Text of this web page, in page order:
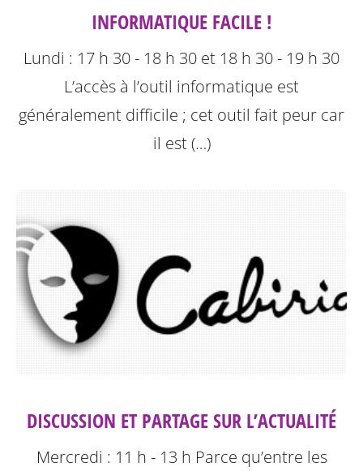
INFORMATIQUE FACILE !
Lundi : 17 h 30 - 18 h 30 et 18 h 30 - 19 h 30
L’accès à l’outil informatique est
généralement difficile ; cet outil fait peur car
il est (…)
DISCUSSION ET PARTAGE SUR L’ACTUALITÉ
Mercredi : 11 h - 13 h Parce qu’entre les